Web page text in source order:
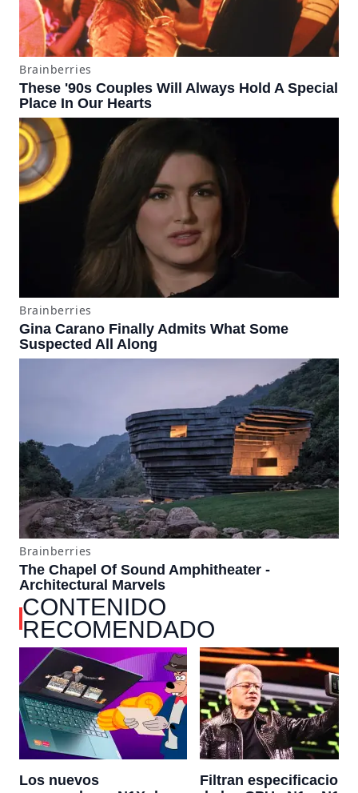
CONTENIDO
RECOMENDADO
Los nuevos
Filtran